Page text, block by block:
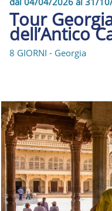
Tour
dell’Antico
8 GIORNI - Georgia